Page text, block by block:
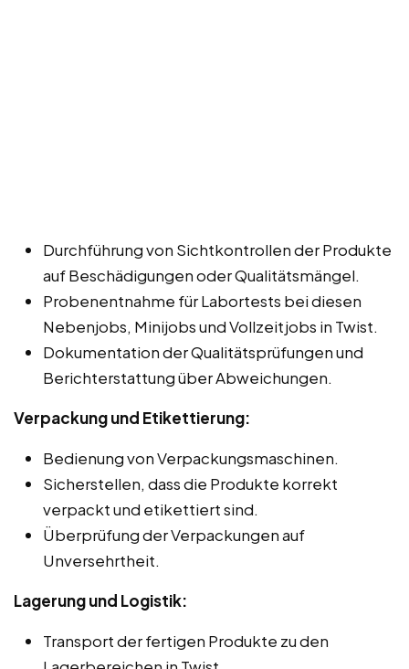
Durchführung von Sichtkontrollen der Produkte
auf Beschädigungen oder Qualitätsmängel.
Probenentnahme für Labortests bei diesen
Nebenjobs, Minijobs und Vollzeitjobs in Twist.
Dokumentation der Qualitätsprüfungen und
Berichterstattung über Abweichungen.
Verpackung und Etikettierung:
Bedienung von Verpackungsmaschinen.
Sicherstellen, dass die Produkte korrekt
verpackt und etikettiert sind.
Überprüfung der Verpackungen auf
Unversehrtheit.
Lagerung und Logistik:
Transport der fertigen Produkte zu den